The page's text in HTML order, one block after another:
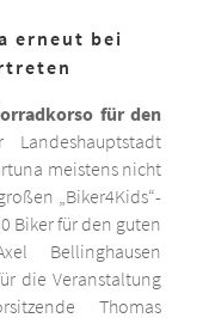
erneut bei
für den
meistens nicht
„Biker4Kids“-
Biker für den guten
Bellinghausen
die Veranstaltung
Thomas